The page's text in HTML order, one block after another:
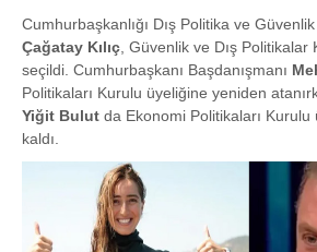
Cumhurbaşkanlığı Dış Politika ve Güvenlik
Çağatay Kılıç , Güvenlik ve Dış
seçildi. Cumhurbaşkanı Başdanışmanı
Politikaları Kurulu üyeliğine yeniden
Yiğit Bulut da Ekonomi Politikaları
kaldı.